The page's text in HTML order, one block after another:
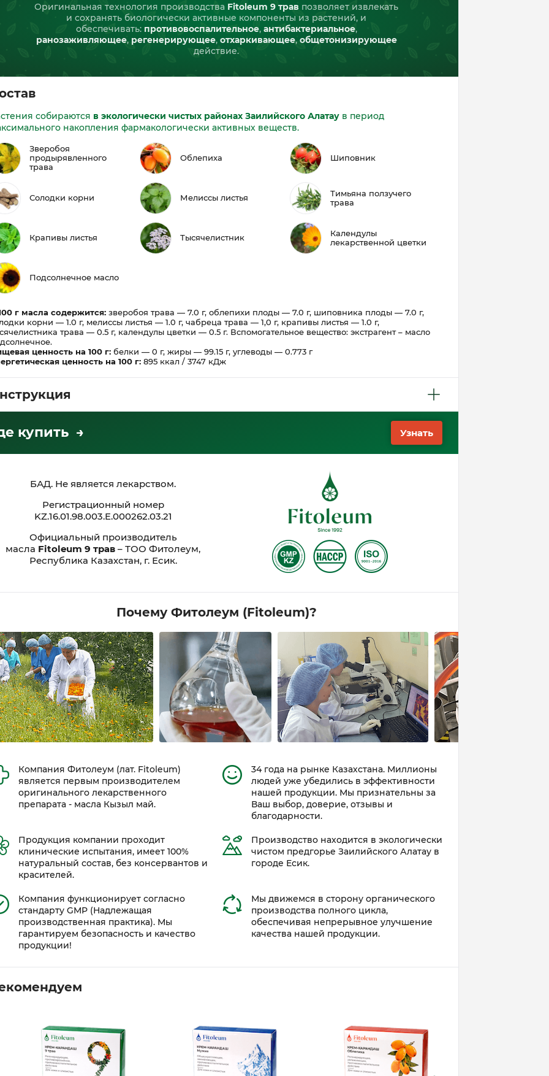
Оригинальная технология производства Fitoleum 9 трав позволяет извлекать
и сохранять биологически активные компоненты из растений, и
обеспечивать: противовоспалительное, антибактериальное,
ранозаживляющее, регенерирующее, отхаркивающее, общетонизирующее
действие.
собираются в экологически чистых районах Заилийского Алатау в период
накопления фармакологически активных веществ.
Зверобоя
продырявленного
трава
Облепиха Шиповник
Солодки корни Мелиссы листья
Тимьяна ползучего
трава
Крапивы листья Тысячелистник
Календулы
лекарственной цветки
Подсолнечное масло
г масла содержится: зверобоя трава — 7.0 г, облепихи плоды — 7.0 г, шиповника плоды — 7.0 г,
корни — 1.0 г, мелиссы листья — 1.0 г, чабреца трава — 1,0 г, крапивы листья — 1.0 г,
трава — 0.5 г, календулы цветки — 0.5 г. Вспомогательное вещество: экстрагент – масло
ценность на 100 г: белки — 0 г, жиры — 99.15 г, углеводы — 0.773 г
ценность на 100 г: 895 ккал / 3747 кДж
купить → Узнать
БАД. Не является лекарством.
Регистрационный номер
KZ.16.01.98.003.E.000262.03.21
Официальный производитель
масла Fitoleum 9 трав – ТОО Фитолеум,
Республика Казахстан, г. Есик.
Почему Фитолеум (Fitoleum)?
Компания Фитолеум (лат. Fitoleum)
является первым производителем
оригинального лекарственного
препарата - масла Кызыл май.
34 года на рынке Казахстана. Миллионы
людей уже убедились в эффективности
нашей продукции. Мы признательны за
Ваш выбор, доверие, отзывы и
благодарности.
Продукция компании проходит
клинические испытания, имеет 100%
натуральный состав, без консервантов и
красителей.
Производство находится в экологически
чистом предгорье Заилийского Алатау в
городе Есик.
Компания функционирует согласно
стандарту GMP (Надлежащая
производственная практика). Мы
гарантируем безопасность и качество
продукции!
Мы движемся в сторону органического
производства полного цикла,
обеспечивая непрерывное улучшение
качества нашей продукции.